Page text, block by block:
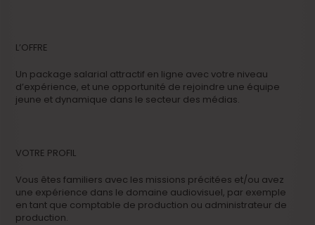
L’OFFRE
Un package salarial attractif en ligne avec votre niveau
d’expérience, et une opportunité de rejoindre une équipe
jeune et dynamique dans le secteur des médias.
VOTRE PROFIL
Vous êtes familiers avec les missions précitées et/ou avez
une expérience dans le domaine audiovisuel, par exemple
en tant que comptable de production ou administrateur de
production.